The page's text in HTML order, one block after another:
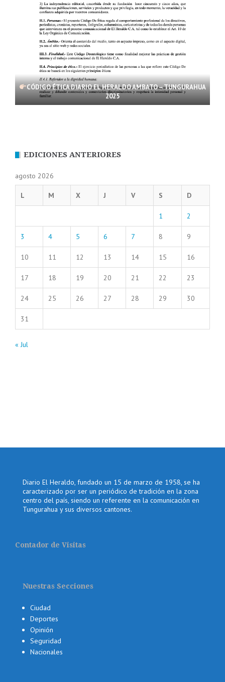
CÓDIGO ÉTICA DIARIO EL HERALDO AMBATO – TUNGURAHUA
2025
EDICIONES ANTERIORES
agosto 2026
L M X J V S D
1 2
3 4 5 6 7 8 9
10 11 12 13 14 15 16
17 18 19 20 21 22 23
24 25 26 27 28 29 30
31
« Jul
Diario El Heraldo, fundado un 15 de marzo de 1958, se ha
caracterizado por ser un periódico de tradición en la zona
centro del país, siendo un referente en la comunicación en
Tungurahua y sus diversos cantones.
Contador de Visitas
Nuestras Secciones
Ciudad
Deportes
Opinión
Seguridad
Nacionales